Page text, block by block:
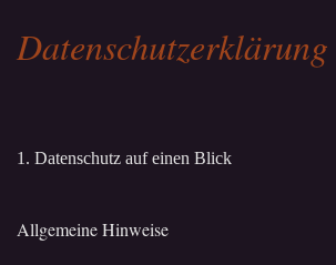
Datenschutzerklärung
1. Datenschutz auf einen Blick
Allgemeine Hinweise